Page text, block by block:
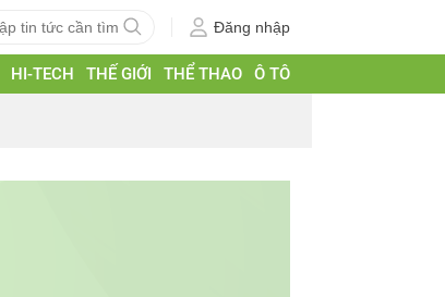
Đăng nhập
HI-TECH THẾ GIỚI THỂ THAO Ô TÔ